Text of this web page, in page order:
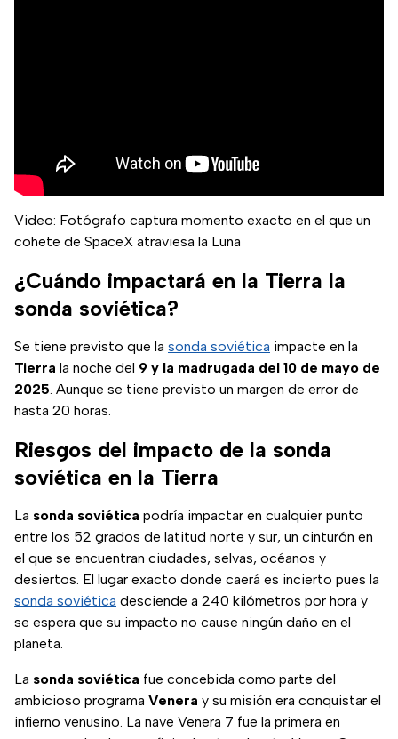
Video: Fotógrafo captura momento exacto en el que un
cohete de SpaceX atraviesa la Luna
¿Cuándo impactará en la Tierra la
sonda soviética?
Se tiene previsto que la sonda soviética impacte en la
Tierra la noche del 9 y la madrugada del 10 de mayo de
2025. Aunque se tiene previsto un margen de error de
hasta 20 horas.
Riesgos del impacto de la sonda
soviética en la Tierra
La sonda soviética podría impactar en cualquier punto
entre los 52 grados de latitud norte y sur, un cinturón en
el que se encuentran ciudades, selvas, océanos y
desiertos. El lugar exacto donde caerá es incierto pues la
sonda soviética desciende a 240 kilómetros por hora y
se espera que su impacto no cause ningún daño en el
planeta.
La sonda soviética fue concebida como parte del
ambicioso programa Venera y su misión era conquistar el
infierno venusino. La nave Venera 7 fue la primera en